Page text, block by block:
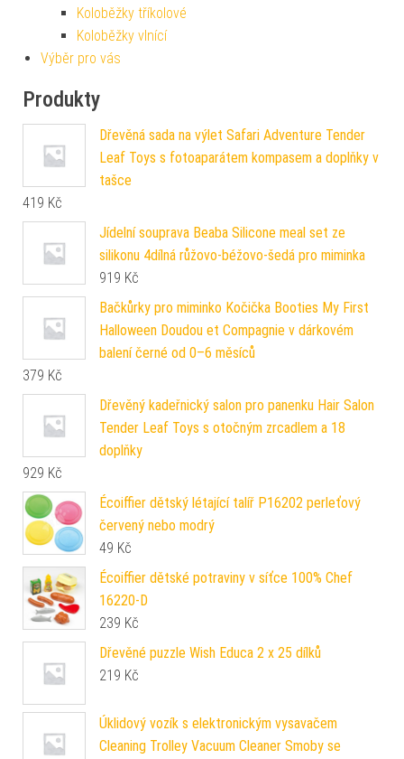
Koloběžky tříkolové
Koloběžky vlnící
Výběr pro vás
Produkty
Dřevěná sada na výlet Safari Adventure Tender
Leaf Toys s fotoaparátem kompasem a doplňky v
tašce
419 Kč
Jídelní souprava Beaba Silicone meal set ze
silikonu 4dílná růžovo-béžovo-šedá pro miminka
919 Kč
Bačkůrky pro miminko Kočička Booties My First
Halloween Doudou et Compagnie v dárkovém
balení černé od 0–6 měsíců
379 Kč
Dřevěný kadeřnický salon pro panenku Hair Salon
Tender Leaf Toys s otočným zrcadlem a 18
doplňky
929 Kč
Écoiffier dětský létající talíř P16202 perleťový
červený nebo modrý
49 Kč
Écoiffier dětské potraviny v síťce 100% Chef
16220-D
239 Kč
Dřevěné puzzle Wish Educa 2 x 25 dílků
219 Kč
Úklidový vozík s elektronickým vysavačem
Cleaning Trolley Vacuum Cleaner Smoby se